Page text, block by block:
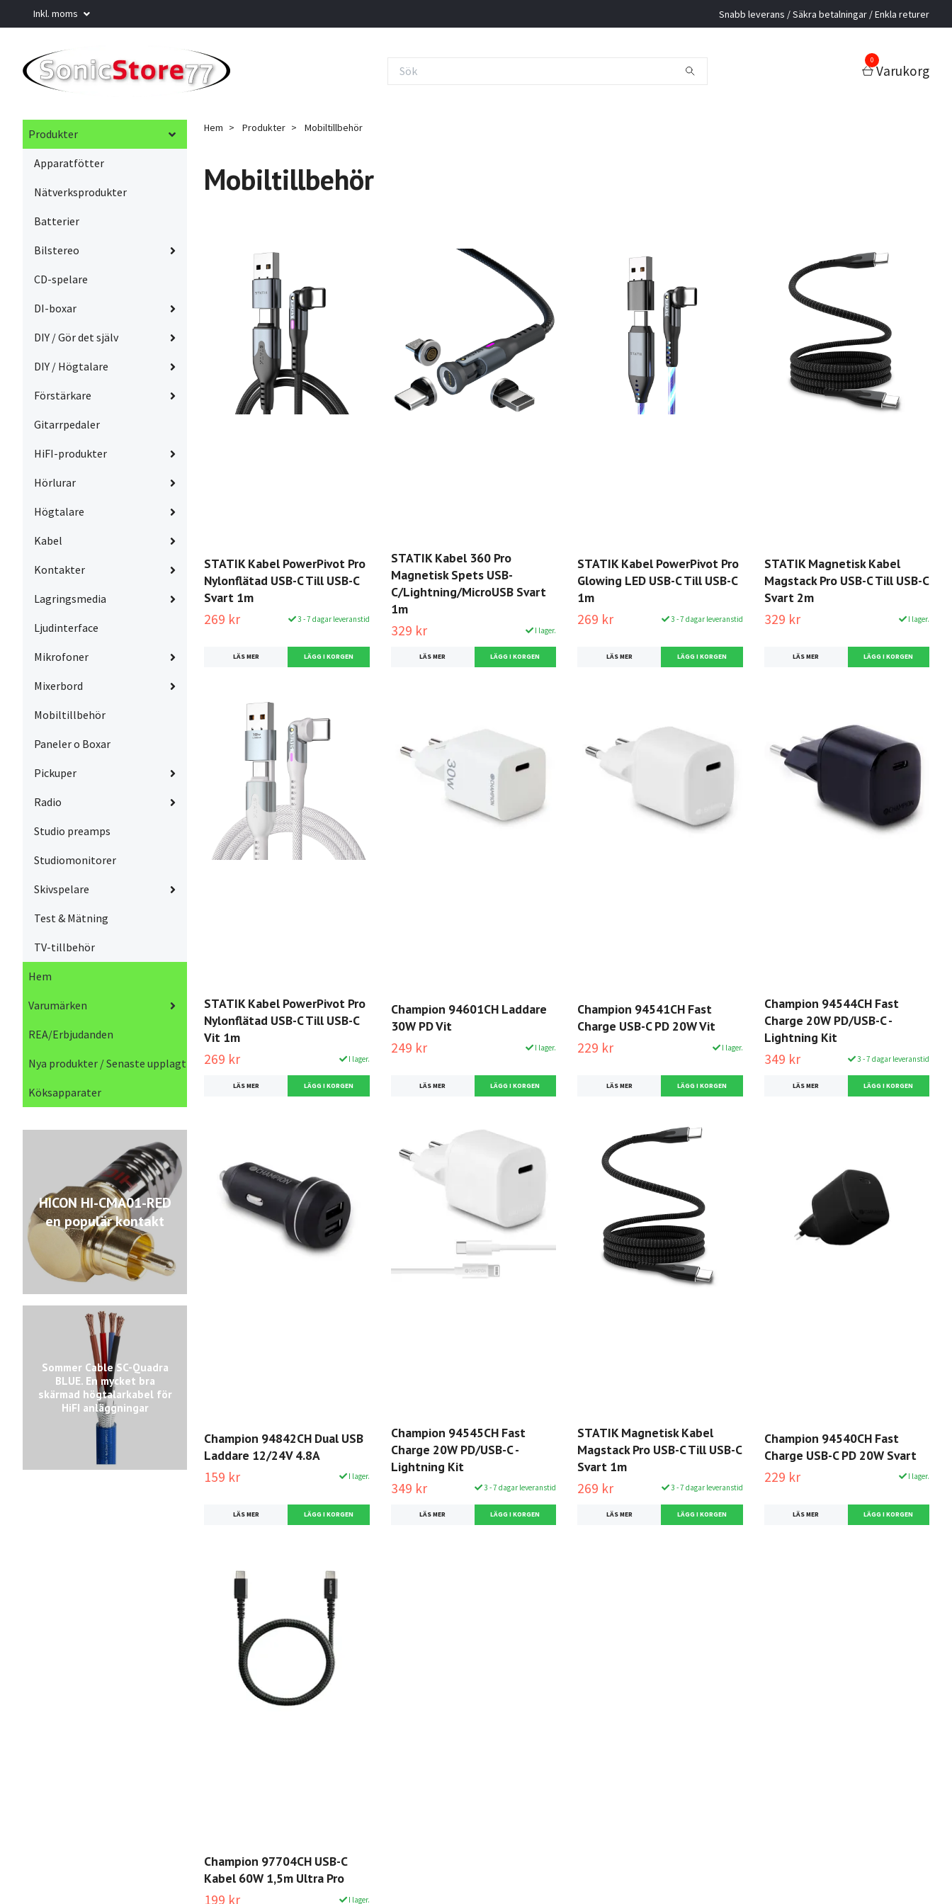
Inkl. moms Snabb leverans / Säkra betalningar / Enkla returer
0
Varukorg
Produkter
Apparatfötter
Nätverksprodukter
Batterier
Bilstereo
CD-spelare
DI-boxar
DIY / Gör det själv
DIY / Högtalare
Förstärkare
Gitarrpedaler
HiFI-produkter
Hörlurar
Högtalare
Kabel
Kontakter
Lagringsmedia
Ljudinterface
Mikrofoner
Mixerbord
Mobiltillbehör
Paneler o Boxar
Pickuper
Radio
Studio preamps
Studiomonitorer
Skivspelare
Test & Mätning
TV-tillbehör
Hem
Varumärken
REA/Erbjudanden
Nya produkter / Senaste upplagt
Köksapparater
HICON HI-CMA01-RED
en populär kontakt
Sommer Cable SC-Quadra
BLUE. En mycket bra
skärmad högtalarkabel för
HiFI anläggningar
Hem Produkter Mobiltillbehör
Mobiltillbehör
STATIK Kabel PowerPivot Pro
Nylonflätad USB-C Till USB-C
Svart 1m
269 kr 3 - 7 dagar leveranstid
LÄS MER
STATIK Kabel 360 Pro
Magnetisk Spets USB-
C/Lightning/MicroUSB Svart
1m
329 kr I lager.
LÄS MER
STATIK Kabel PowerPivot Pro
Glowing LED USB-C Till USB-C
1m
269 kr 3 - 7 dagar leveranstid
LÄS MER
STATIK Magnetisk Kabel
Magstack Pro USB-C Till USB-C
Svart 2m
329 kr I lager.
LÄS MER
STATIK Kabel PowerPivot Pro
Nylonflätad USB-C Till USB-C
Vit 1m
269 kr I lager.
LÄS MER
Champion 94601CH Laddare
30W PD Vit
249 kr I lager.
LÄS MER
Champion 94541CH Fast
Charge USB-C PD 20W Vit
229 kr I lager.
LÄS MER
Champion 94544CH Fast
Charge 20W PD/USB-C -
Lightning Kit
349 kr 3 - 7 dagar leveranstid
LÄS MER
Champion 94842CH Dual USB
Laddare 12/24V 4.8A
159 kr I lager.
LÄS MER
Champion 94545CH Fast
Charge 20W PD/USB-C -
Lightning Kit
349 kr 3 - 7 dagar leveranstid
LÄS MER
STATIK Magnetisk Kabel
Magstack Pro USB-C Till USB-C
Svart 1m
269 kr 3 - 7 dagar leveranstid
LÄS MER
Champion 94540CH Fast
Charge USB-C PD 20W Svart
229 kr I lager.
LÄS MER
Champion 97704CH USB-C
Kabel 60W 1,5m Ultra Pro
199 kr I lager.